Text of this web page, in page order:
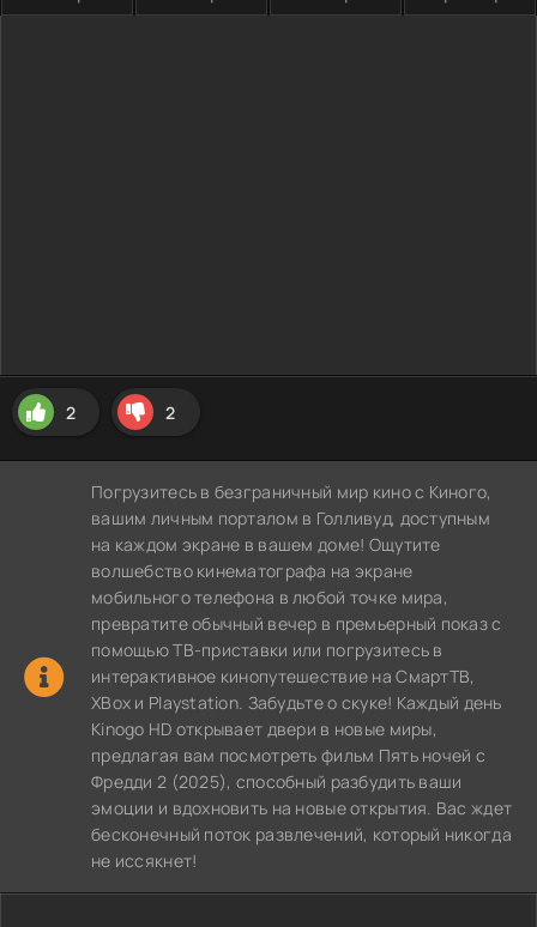
2 2
Погрузитесь в безграничный мир кино с Киного,
вашим личным порталом в Голливуд, доступным
на каждом экране в вашем доме! Ощутите
волшебство кинематографа на экране
мобильного телефона в любой точке мира,
превратите обычный вечер в премьерный показ с
помощью ТВ-приставки или погрузитесь в
интерактивное кинопутешествие на СмартТВ,
XBox и Playstation. Забудьте о скуке! Каждый день
Kinogo HD открывает двери в новые миры,
предлагая вам посмотреть фильм Пять ночей с
Фредди 2 (2025), способный разбудить ваши
эмоции и вдохновить на новые открытия. Вас ждет
бесконечный поток развлечений, который никогда
не иссякнет!